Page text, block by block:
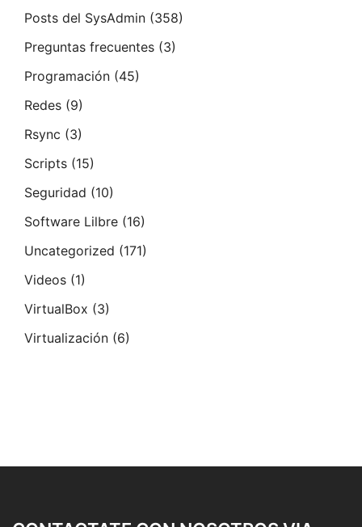
Posts del SysAdmin (358)
Preguntas frecuentes (3)
Programación (45)
Redes (9)
Rsync (3)
Scripts (15)
Seguridad (10)
Software Lilbre (16)
Uncategorized (171)
Videos (1)
VirtualBox (3)
Virtualización (6)